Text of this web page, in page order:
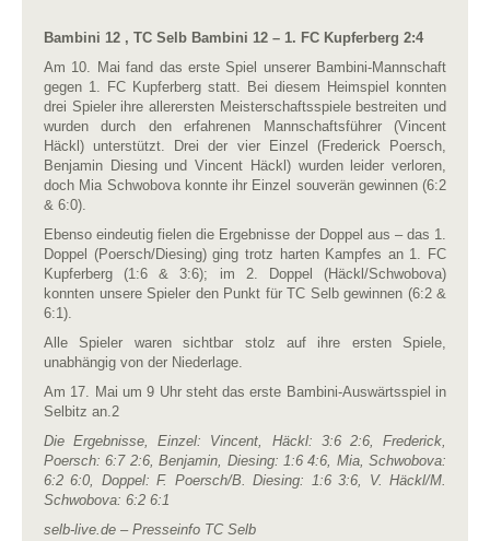
Bambini 12 , TC Selb Bambini 12 – 1. FC Kupferberg 2:4
Am 10. Mai fand das erste Spiel unserer Bambini-Mannschaft
gegen 1. FC Kupferberg statt. Bei diesem Heimspiel konnten
drei Spieler ihre allerersten Meisterschaftsspiele bestreiten und
wurden durch den erfahrenen Mannschaftsführer (Vincent
Häckl) unterstützt. Drei der vier Einzel (Frederick Poersch,
Benjamin Diesing und Vincent Häckl) wurden leider verloren,
doch Mia Schwobova konnte ihr Einzel souverän gewinnen (6:2
& 6:0).
Ebenso eindeutig fielen die Ergebnisse der Doppel aus – das 1.
Doppel (Poersch/Diesing) ging trotz harten Kampfes an 1. FC
Kupferberg (1:6 & 3:6); im 2. Doppel (Häckl/Schwobova)
konnten unsere Spieler den Punkt für TC Selb gewinnen (6:2 &
6:1).
Alle Spieler waren sichtbar stolz auf ihre ersten Spiele,
unabhängig von der Niederlage.
Am 17. Mai um 9 Uhr steht das erste Bambini-Auswärtsspiel in
Selbitz an.2
Die Ergebnisse, Einzel: Vincent, Häckl: 3:6 2:6, Frederick,
Poersch: 6:7 2:6, Benjamin, Diesing: 1:6 4:6, Mia, Schwobova:
6:2 6:0, Doppel: F. Poersch/B. Diesing: 1:6 3:6, V. Häckl/M.
Schwobova: 6:2 6:1
selb-live.de – Presseinfo TC Selb